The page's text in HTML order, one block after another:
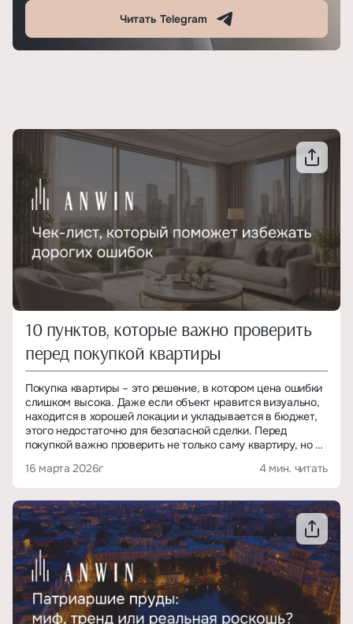
Читать Telegram
10 пунктов, которые важно проверить
перед покупкой квартиры
Покупка квартиры – это решение, в котором цена ошибки
слишком высока. Даже если объект нравится визуально,
находится в хорошей локации и укладывается в бюджет,
этого недостаточно для безопасной сделки. Перед
покупкой важно проверить не только саму квартиру, но и
будущие расходы.
Ниже – 10 пунктов, которые стоит пройти до внесения
аванса или подписания договора.
16 марта 2026г 4 мин. читать